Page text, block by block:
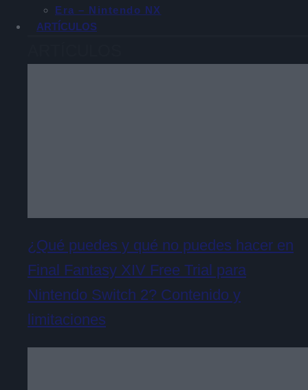
Era – Nintendo NX
ARTÍCULOS
¿Qué puedes y qué no puedes hacer en
Final Fantasy XIV Free Trial para
Nintendo Switch 2? Contenido y
limitaciones